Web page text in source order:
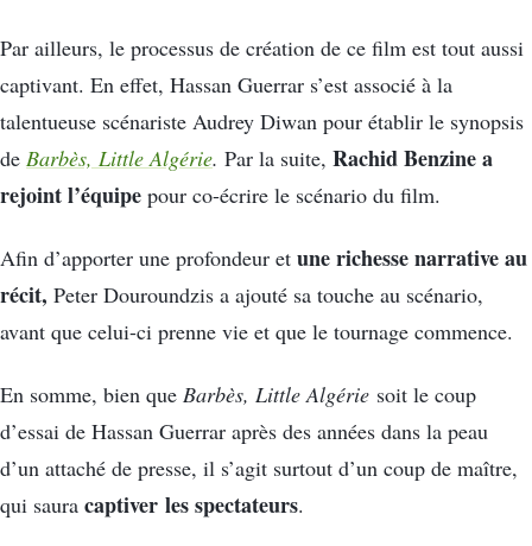
Par ailleurs, le processus de création de ce film est tout aussi
captivant. En effet, Hassan Guerrar s’est associé à la
talentueuse scénariste Audrey Diwan pour établir le synopsis
de Barbès, Little Algérie. Par la suite, Rachid Benzine a
rejoint l’équipe pour co-écrire le scénario du film.
Afin d’apporter une profondeur et une richesse narrative au
récit, Peter Douroundzis a ajouté sa touche au scénario,
avant que celui-ci prenne vie et que le tournage commence.
En somme, bien que Barbès, Little Algérie soit le coup
d’essai de Hassan Guerrar après des années dans la peau
d’un attaché de presse, il s’agit surtout d’un coup de maître,
qui saura captiver les spectateurs.